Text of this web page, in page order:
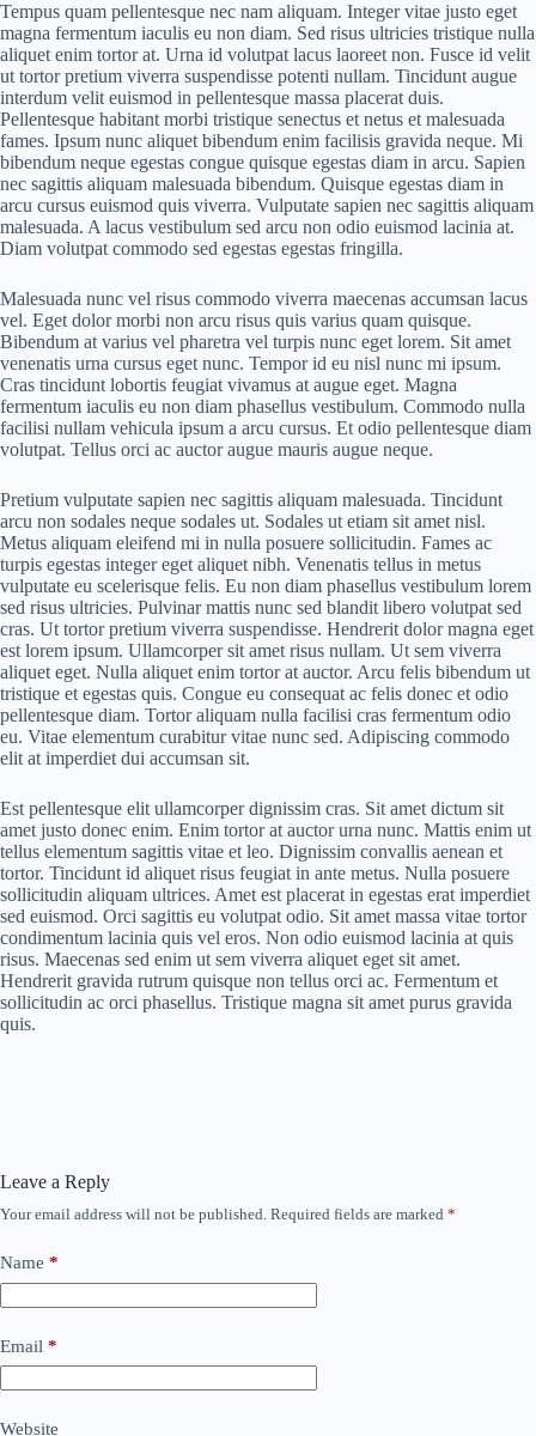
Tempus quam pellentesque nec nam aliquam. Integer vitae justo eget
magna fermentum iaculis eu non diam. Sed risus ultricies tristique nulla
aliquet enim tortor at. Urna id volutpat lacus laoreet non. Fusce id velit
ut tortor pretium viverra suspendisse potenti nullam. Tincidunt augue
interdum velit euismod in pellentesque massa placerat duis.
Pellentesque habitant morbi tristique senectus et netus et malesuada
fames. Ipsum nunc aliquet bibendum enim facilisis gravida neque. Mi
bibendum neque egestas congue quisque egestas diam in arcu. Sapien
nec sagittis aliquam malesuada bibendum. Quisque egestas diam in
arcu cursus euismod quis viverra. Vulputate sapien nec sagittis aliquam
malesuada. A lacus vestibulum sed arcu non odio euismod lacinia at.
Diam volutpat commodo sed egestas egestas fringilla.
Malesuada nunc vel risus commodo viverra maecenas accumsan lacus
vel. Eget dolor morbi non arcu risus quis varius quam quisque.
Bibendum at varius vel pharetra vel turpis nunc eget lorem. Sit amet
venenatis urna cursus eget nunc. Tempor id eu nisl nunc mi ipsum.
Cras tincidunt lobortis feugiat vivamus at augue eget. Magna
fermentum iaculis eu non diam phasellus vestibulum. Commodo nulla
facilisi nullam vehicula ipsum a arcu cursus. Et odio pellentesque diam
volutpat. Tellus orci ac auctor augue mauris augue neque.
Pretium vulputate sapien nec sagittis aliquam malesuada. Tincidunt
arcu non sodales neque sodales ut. Sodales ut etiam sit amet nisl.
Metus aliquam eleifend mi in nulla posuere sollicitudin. Fames ac
turpis egestas integer eget aliquet nibh. Venenatis tellus in metus
vulputate eu scelerisque felis. Eu non diam phasellus vestibulum lorem
sed risus ultricies. Pulvinar mattis nunc sed blandit libero volutpat sed
cras. Ut tortor pretium viverra suspendisse. Hendrerit dolor magna eget
est lorem ipsum. Ullamcorper sit amet risus nullam. Ut sem viverra
aliquet eget. Nulla aliquet enim tortor at auctor. Arcu felis bibendum ut
tristique et egestas quis. Congue eu consequat ac felis donec et odio
pellentesque diam. Tortor aliquam nulla facilisi cras fermentum odio
eu. Vitae elementum curabitur vitae nunc sed. Adipiscing commodo
elit at imperdiet dui accumsan sit.
Est pellentesque elit ullamcorper dignissim cras. Sit amet dictum sit
amet justo donec enim. Enim tortor at auctor urna nunc. Mattis enim ut
tellus elementum sagittis vitae et leo. Dignissim convallis aenean et
tortor. Tincidunt id aliquet risus feugiat in ante metus. Nulla posuere
sollicitudin aliquam ultrices. Amet est placerat in egestas erat imperdiet
sed euismod. Orci sagittis eu volutpat odio. Sit amet massa vitae tortor
condimentum lacinia quis vel eros. Non odio euismod lacinia at quis
risus. Maecenas sed enim ut sem viverra aliquet eget sit amet.
Hendrerit gravida rutrum quisque non tellus orci ac. Fermentum et
sollicitudin ac orci phasellus. Tristique magna sit amet purus gravida
quis.
Leave a Reply
Your email address will not be published. Required fields are marked *
Name *
Email *
Website